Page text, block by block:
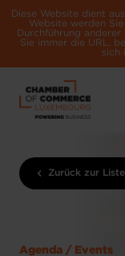
Diese Website dient
Website werden
Durchführung
Sie immer die URL,
sich
Zurück zur Liste
Agenda / Events